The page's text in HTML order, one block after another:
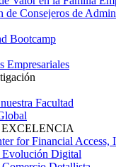
de Consejeros de
Bootcamp
Empresariales
Facultad
for Financial Access,
Evolución Digital